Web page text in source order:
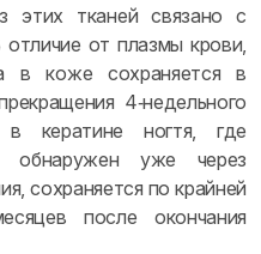
этих тканей связано с
от плазмы крови,
в коже сохраняется в
4‑недельного
в кератине ногтя, где
обнаружен уже через
сохраняется по крайней
после окончания